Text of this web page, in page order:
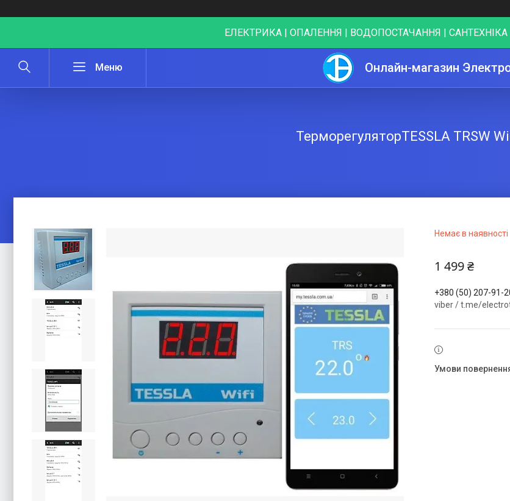
ЕЛЕКТРИКА | ОПАЛЕННЯ | ВОДОПОСТАЧАННЯ | САНТЕХНІКА
Онлайн-магазин
ТерморегуляторTESSLA TRSW
Немає в наявності
1 499 ₴
+380 (50) 207-91-
viber / t.me/